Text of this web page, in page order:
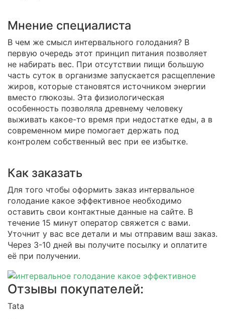
Мнение специалиста
В чем же смысл интервального голодания? В
первую очередь этот принцип питания позволяет
не набирать вес. При отсутствии пищи большую
часть суток в организме запускается расщепление
жиров, которые становятся источником энергии
вместо глюкозы. Эта физиологическая
особенность позволяла древнему человеку
выживать какое-то время при недостатке еды, а в
современном мире помогает держать под
контролем собственный вес при ее избытке.
Как заказать
Для того чтобы оформить заказ интервальное
голодание какое эффективное необходимо
оставить свои контактные данные на сайте. В
течение 15 минут оператор свяжется с вами.
Уточнит у вас все детали и мы отправим ваш заказ.
Через 3-10 дней вы получите посылку и оплатите
её при получении.
Отзывы покупателей:
Tata